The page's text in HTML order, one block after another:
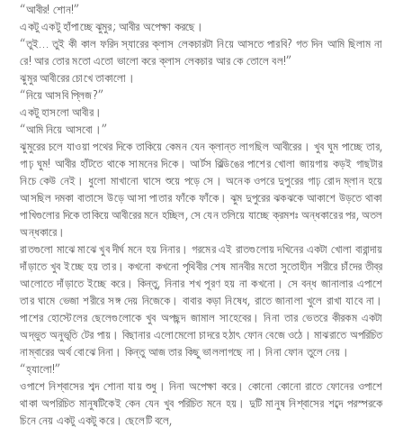
“আবীর! শোন!”
একটু একটু হাঁপাচ্ছে ঝুমুর; আবীর অপেক্ষা করছে।
“তুই… তুই কী কাল ফরিদ স্যারের ক্লাস লেকচারটা নিয়ে আসতে পারবি? গত দিন আমি ছিলাম না
রে! আর তোর মতো এতো ভালো করে ক্লাস লেকচার আর কে তোলে বল!”
ঝুমুর আবীরের চোখে তাকালো।
“নিয়ে আসবি প্লিজ?”
একটু হাসলো আবীর।
“আমি নিয়ে আসবো।”
ঝুমুরের চলে যাওয়া পথের দিকে তাকিয়ে কেমন যেন ক্লান্ত লাগছিল আবীরের। খুব ঘুম পাচ্ছে তার,
গাঢ় ঘুম! আবীর হাঁটতে থাকে সামনের দিকে। আর্টস বিল্ডিঙের পাশের খোলা জায়গায় কড়ই গাছটার
নিচে কেউ নেই। ধুলো মাখানো ঘাসে শুয়ে পড়ে সে। অনেক ওপরে দুপুরের গাঢ় রোদ ম্লান হয়ে
আসছিল দমকা বাতাসে উড়ে আসা পাতার ফাঁকে ফাঁকে। ঝুম দুপুরের ঝকঝকে আকাশে উড়তে থাকা
পাখিগুলোর দিকে তাকিয়ে আবীরের মনে হচ্ছিল, সে যেন তলিয়ে যাচ্ছে ক্রমশঃ অন্ধকারের পর, অতল
অন্ধকারে।
রাতগুলো মাঝে মাঝে খুব দীর্ঘ মনে হয় নিনার। গরমের এই রাতগুলোয় দখিনের একটা খোলা বারান্দায়
দাঁড়াতে খুব ইচ্ছে হয় তার। কখনো কখনো পৃথিবীর শেষ মানবীর মতো সুতোহীন শরীরে চাঁদের তীব্র
আলোতে দাঁড়াতে ইচ্ছে করে। কিন্তু, নিনার শখ পূরণ হয় না কখনো। সে বন্ধ জানালার এপাশে
তার ঘামে ভেজা শরীরে সঙ্গ দেয় নিজেকে। বাবার কড়া নিষেধ, রাতে জানালা খুলে রাখা যাবে না।
পাশের হোস্টেলের ছেলেগুলোকে খুব অপছন্দ জামাল সাহেবের। নিনা তার ভেতরে কীরকম একটা
অদ্ভুত অনুভূতি টের পায়। বিছানার এলোমেলো চাদরে হঠাৎ ফোন বেজে ওঠে। মাঝরাতে অপরিচিত
নাম্বারের অর্থ বোঝে নিনা। কিন্তু আজ তার কিছু ভাললাগছে না। নিনা ফোন তুলে নেয়।
“হ্যালো!”
ওপাশে নিশ্বাসের শব্দ শোনা যায় শুধু। নিনা অপেক্ষা করে। কোনো কোনো রাতে ফোনের ওপাশে
থাকা অপরিচিত মানুষটিকেই কেন যেন খুব পরিচিত মনে হয়। দুটি মানুষ নিশ্বাসের শব্দে পরস্পরকে
চিনে নেয় একটু একটু করে। ছেলেটি বলে,